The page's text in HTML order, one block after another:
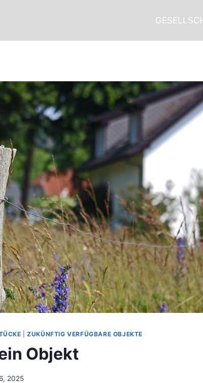
|ZUKÜNFTIG VERFÜGBARE OBJEKTE
Objekt
2025